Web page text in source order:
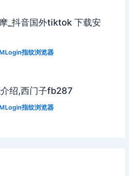
_抖音国外tiktok 下载安
指纹浏览器
绍,西门子fb287
指纹浏览器